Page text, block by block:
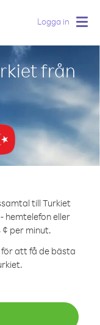
Logga in
från
till Turkiet
hemtelefon eller
per minut.
att få de bästa